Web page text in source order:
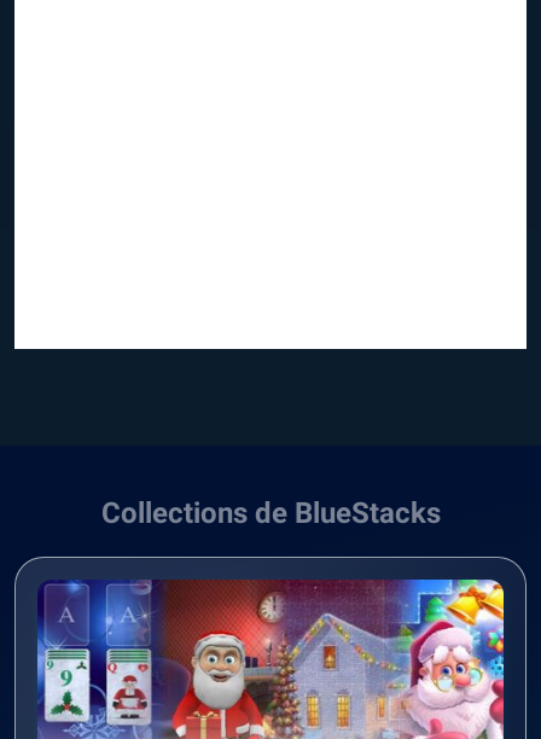
Collections de BlueStacks